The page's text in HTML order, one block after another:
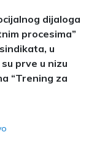
dijaloga
procesima”
u
prve u nizu
“Trening za